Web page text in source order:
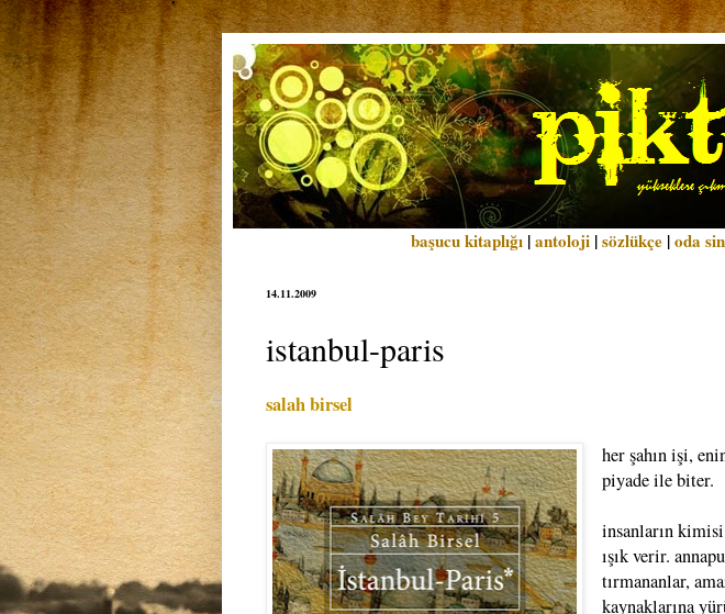
başucu kitaplığı |antoloji |sözlükçe |oda
14.11.2009
istanbul-paris
salah birsel
her şahın işi,
piyade ile biter.
insanların
ışık verir.
tırmananlar,
kaynaklarına